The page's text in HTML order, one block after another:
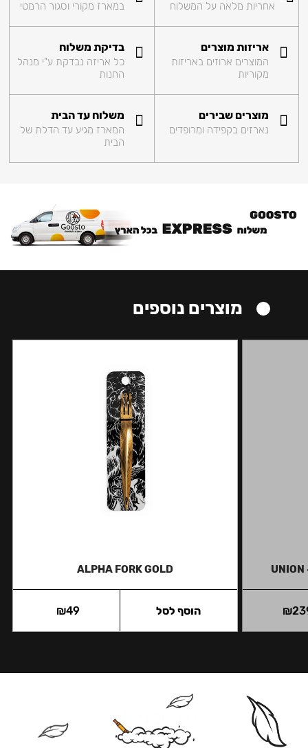
אחריות מלאה על המשלוח במארז מקורי וסגור הרמטי
אריזות מוצרים
המוצרים ארוזים באריזות
מקוריות
בדיקת משלוח
כל אריזה נבדקת ע"י מנהל
החנות
מוצרים שבירים
נארזים בקפידה ומרופדים
משלוח עד הבית
המארז מגיע עד הדלת של
הבית
מוצרים נוספים
UNION
₪
ALPHA FORK GOLD
₪49 הוסף לסל